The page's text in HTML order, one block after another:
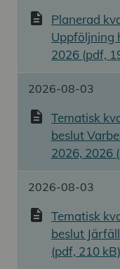
description
Planerad
Uppföljning
2026 (pdf,
description
Tematisk
beslut
2026, 2026
2026-08-03
description
Tematisk
beslut
(pdf, 210 kB)
2026-08-03